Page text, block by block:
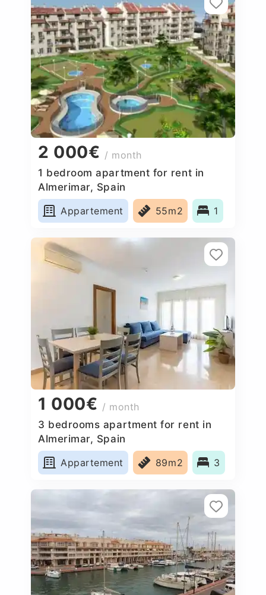
2 000€ / month
1 bedroom apartment for rent in
Almerimar, Spain
Appartement
55m2 1
1 000€ / month
3 bedrooms apartment for rent in
Almerimar, Spain
Appartement
89m2 3